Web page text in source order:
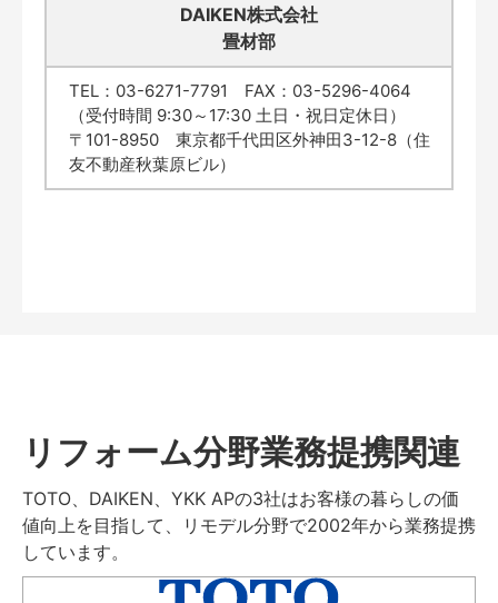
DAIKEN株式会社
畳材部
TEL：03-6271-7791 FAX：03-5296-4064
（受付時間 9:30～17:30 土日・祝日定休日）
〒101-8950 東京都千代田区外神田3-12-8（住
友不動産秋葉原ビル）
リフォーム分野業務提携関連
TOTO、DAIKEN、YKK APの3社はお客様の暮らしの価
値向上を目指して、リモデル分野で2002年から業務提携
しています。